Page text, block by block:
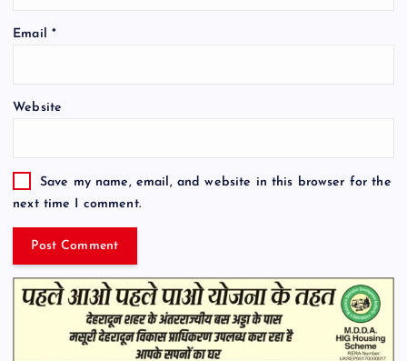
Email *
Website
Save my name, email, and website in this browser for the
next time I comment.